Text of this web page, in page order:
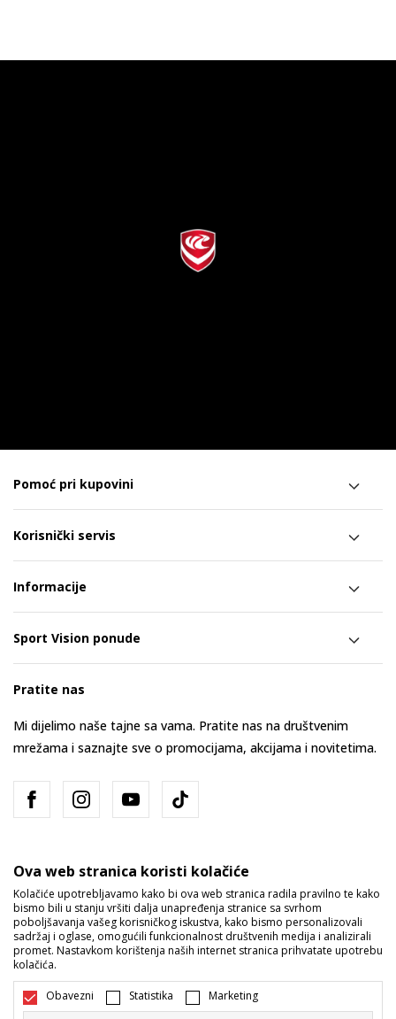
Pomoć pri kupovini
Korisnički servis
Informacije
Sport Vision ponude
Pratite nas
Mi dijelimo naše tajne sa vama. Pratite nas na društvenim
mrežama i saznajte sve o promocijama, akcijama i novitetima.
Bosna i Hercegovina Promijenite
Ova web stranica koristi kolačiće
Kolačiće upotrebljavamo kako bi ova web stranica radila pravilno te kako
bismo bili u stanju vršiti dalja unapređenja stranice sa svrhom
poboljšavanja vašeg korisničkog iskustva, kako bismo personalizovali
sadržaj i oglase, omogućili funkcionalnost društvenih medija i analizirali
promet. Nastavkom korištenja naših internet stranica prihvatate upotrebu
kolačića.
Obavezni Statistika Marketing